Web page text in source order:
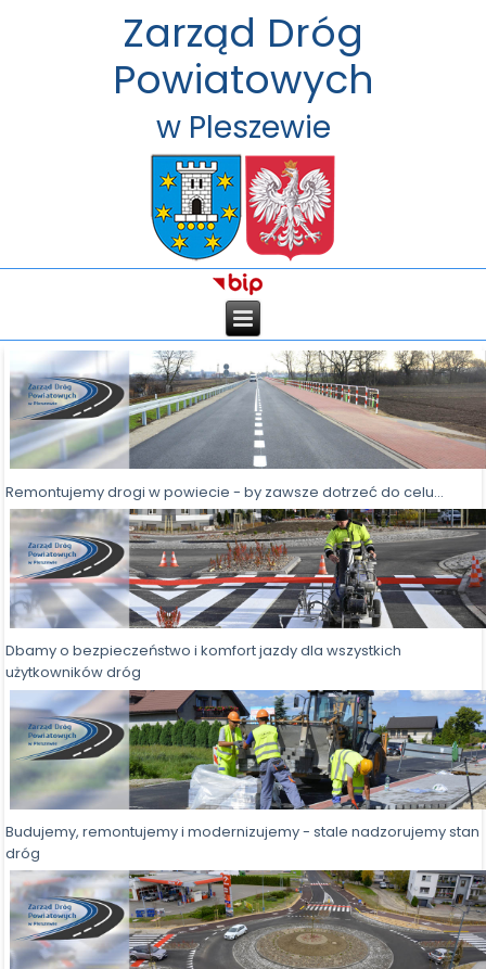
Zarząd Dróg
Powiatowych
w Pleszewie
Remontujemy drogi w powiecie - by zawsze dotrzeć do celu...
Dbamy o bezpieczeństwo i komfort jazdy dla wszystkich
użytkowników dróg
Budujemy, remontujemy i modernizujemy - stale nadzorujemy stan
dróg